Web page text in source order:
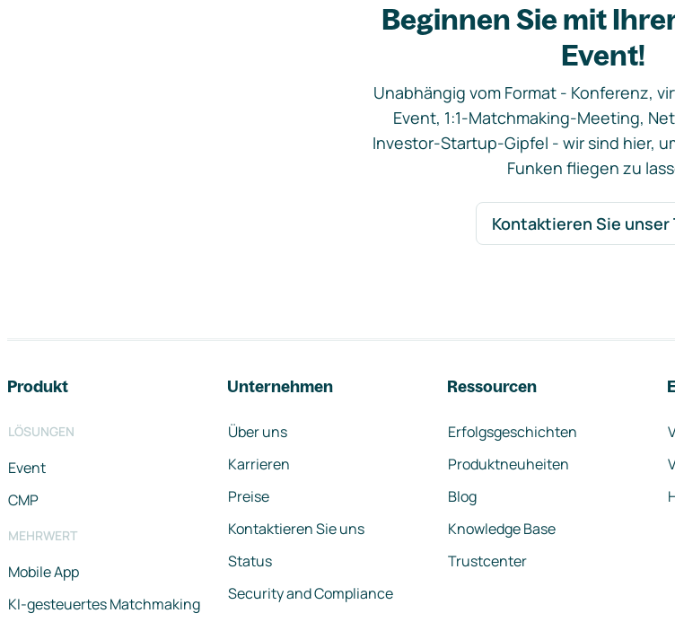
Beginnen Sie mit
Event!
Unabhängig vom Format - Konferenz,
Event, 1:1-Matchmaking-Meeting,
Investor-Startup-Gipfel - wir sind hier,
Funken fliegen zu
Kontaktieren Sie unser
Produkt
LÖSUNGEN
Event
CMP
MEHRWERT
Mobile App
KI-gesteuertes Matchmaking
Unternehmen
Über uns
Karrieren
Preise
Kontaktieren Sie uns
Status
Security and Compliance
Ressourcen
Erfolgsgeschichten
Produktneuheiten
Blog
Knowledge Base
Trustcenter